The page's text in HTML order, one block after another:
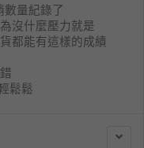
量紀錄了
沒什麼壓力就是
都能有這樣的成績
鬆鬆